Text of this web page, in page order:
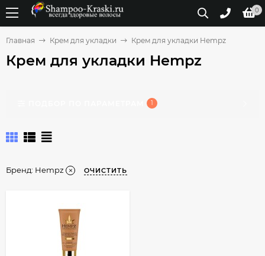
0
Главная Крем для укладки Крем для укладки Hempz
Крем для укладки Hempz
1
Бренд: Hempz ОЧИСТИТЬ